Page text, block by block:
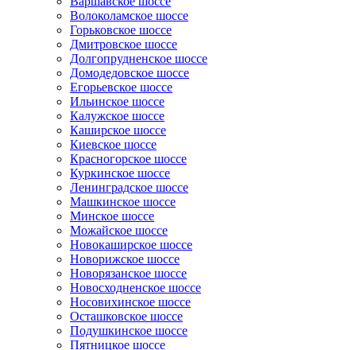
Волоколамское шоссе
Горьковское шоссе
Дмитровское шоссе
Долгопрудненское шоссе
Домодедовское шоссе
Егорьевское шоссе
Ильинское шоссе
Калужское шоссе
Каширское шоссе
Киевское шоссе
Красногорское шоссе
Куркинское шоссе
Ленинградское шоссе
Машкинское шоссе
Минское шоссе
Можайское шоссе
Новокаширское шоссе
Новорижское шоссе
Новорязанское шоссе
Новосходненское шоссе
Носовихинское шоссе
Осташковское шоссе
Подушкинское шоссе
Пятницкое шоссе